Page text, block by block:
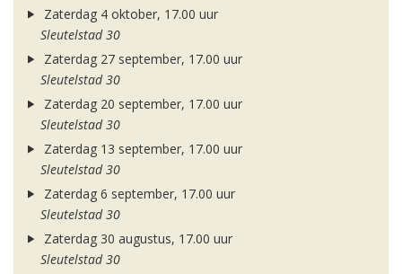
Zaterdag 4 oktober, 17.00 uur
Sleutelstad 30
Zaterdag 27 september, 17.00 uur
Sleutelstad 30
Zaterdag 20 september, 17.00 uur
Sleutelstad 30
Zaterdag 13 september, 17.00 uur
Sleutelstad 30
Zaterdag 6 september, 17.00 uur
Sleutelstad 30
Zaterdag 30 augustus, 17.00 uur
Sleutelstad 30